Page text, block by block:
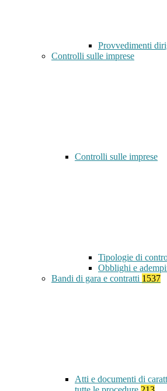
Provvedimenti
Controlli sulle imprese
Controlli sulle imprese
Tipologie di
Obblighi e
Bandi di gara e contratti 1537
Atti e documenti di